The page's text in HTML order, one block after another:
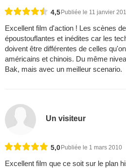
4,5Publiée le 11 janvier
Excellent film d'action ! Les scènes
époustouflantes et inédites car les
doivent être différentes de celles
américains et chinois. Du même
Bak, mais avec un meilleur scenario.
Un visiteur
5,0Publiée le 1 mars 2010
Excellent film que ce soit sur le plan